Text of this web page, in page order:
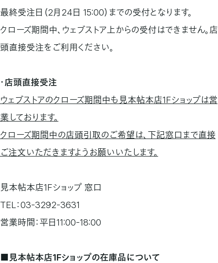
最終受注日（2月24日 15:00）までの受付となります。
クローズ期間中、ウェブストア上からの受付はできません。店
頭直接受注をご利用ください。
・店頭直接受注
ウェブストアのクローズ期間中も見本帖本店1Fショップは営
業しております。
クローズ期間中の店頭引取のご希望は、下記窓口まで直接
ご注文いただきますようお願いいたします。
見本帖本店1Fショップ 窓口
TEL：03-3292-3631
営業時間：平日11:00-18:00
■見本帖本店1Fショップの在庫品について